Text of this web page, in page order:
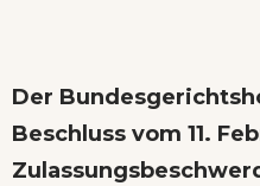
Der
Beschluss vom 11.